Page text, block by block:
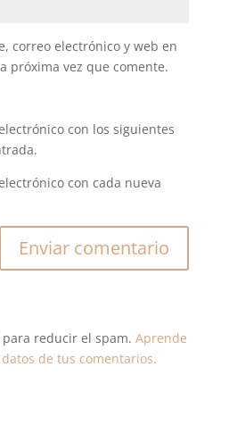
correo electrónico y web en
próxima vez que comente.
con los siguientes
con cada nueva
reducir el spam. Aprende
de tus comentarios.